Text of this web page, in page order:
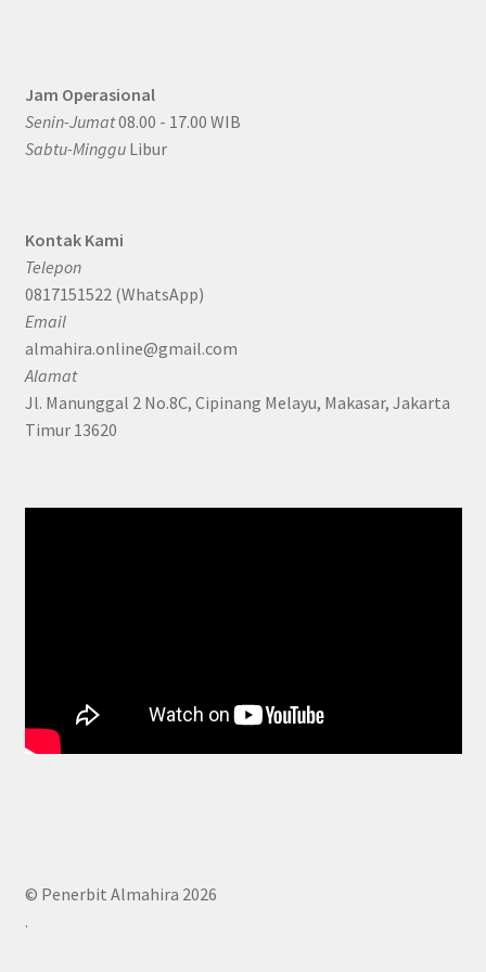
Jam Operasional
Senin-Jumat08.00 - 17.00 WIB
Sabtu-MingguLibur
Kontak Kami
Telepon
0817151522 (WhatsApp)
Email
almahira.online@gmail.com
Alamat
Jl. Manunggal 2 No.8C, Cipinang Melayu, Makasar, Jakarta
Timur 13620
© Penerbit Almahira 2026
.